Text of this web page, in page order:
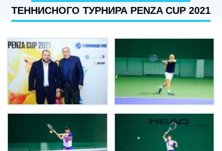
ТЕННИСНОГО ТУРНИРА PENZA CUP 2021